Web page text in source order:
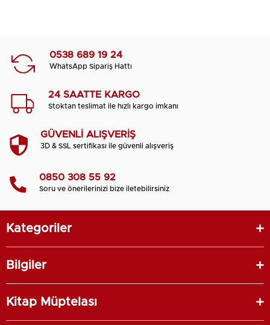
0538 689 19 24
WhatsApp Sipariş Hattı
24 SAATTE KARGO
Stoktan teslimat ile hızlı kargo imkanı
GÜVENLİ ALIŞVERİŞ
3D & SSL sertifikası ile güvenli alışveriş
0850 308 55 92
Soru ve önerilerinizi bize iletebilirsiniz
Kategoriler
Bilgiler
Kitap Müptelası